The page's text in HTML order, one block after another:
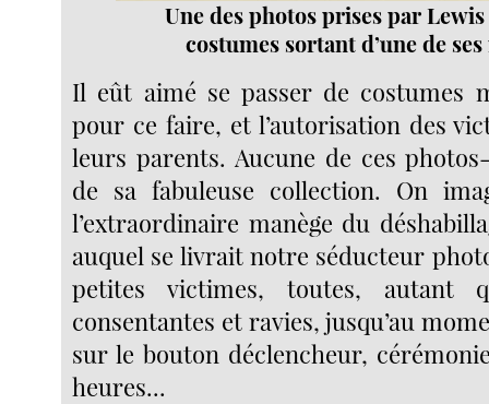
Une des photos prises par Lewis
costumes sortant d’une de
Il eût aimé se passer de costumes
pour ce faire, et l’autorisation des
leurs parents. Aucune de ces
de sa fabuleuse collection. On
l’extraordinaire manège du
auquel se livrait notre séducteur
petites victimes, toutes, autant
consentantes et ravies, jusqu’au
sur le bouton déclencheur,
heures...